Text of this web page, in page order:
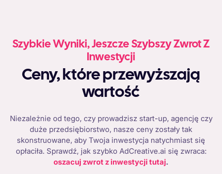
Szybkie Wyniki, Jeszcze Szybszy Zwrot Z
Inwestycji
Ceny, które przewyższają
wartość
Niezależnie od tego, czy prowadzisz start-up, agencję czy
duże przedsiębiorstwo, nasze ceny zostały tak
skonstruowane, aby Twoja inwestycja natychmiast się
opłaciła. Sprawdź, jak szybko AdCreative.ai się zwraca:
oszacuj zwrot z inwestycji tutaj.